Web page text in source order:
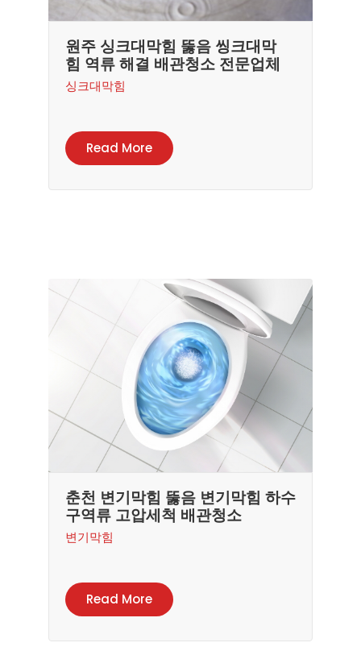
원주 싱크대막힘 뚫음 씽크대막
힘 역류 해결 배관청소 전문업체
싱크대막힘
Read More
춘천 변기막힘 뚫음 변기막힘 하수
구역류 고압세척 배관청소
변기막힘
Read More